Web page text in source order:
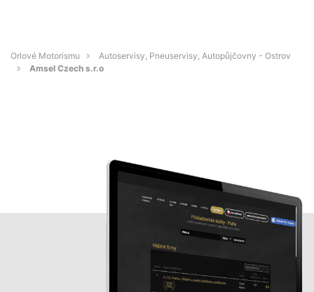
Orlové Motorismu
Autoservisy, Pneuservisy, Autopůjčovny - Ostrov
Amsel Czech s.r.o